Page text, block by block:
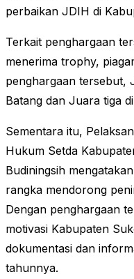
perbaikan JDIH di
Terkait penghargaan
menerima trophy,
penghargaan tersebut,
Batang dan Juara tiga
Sementara itu,
Hukum Setda
Budiningsih
rangka mendorong
Dengan penghargaan
motivasi Kabupaten
dokumentasi dan
tahunnya.